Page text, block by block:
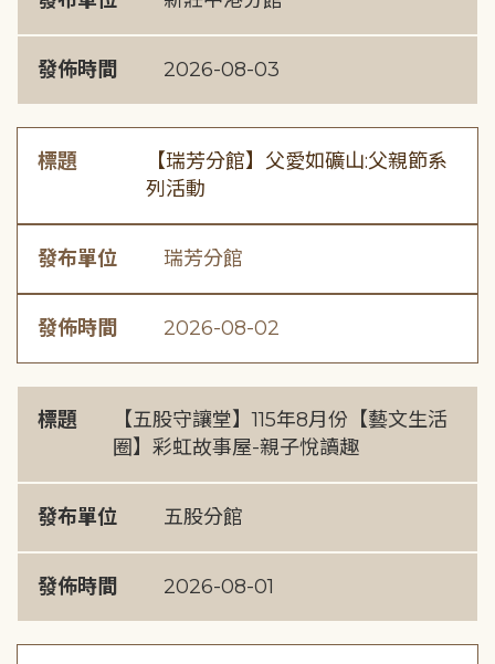
發佈時間 2026-08-03
標題
【瑞芳分館】父愛如礦山:父親節系
列活動
發布單位 瑞芳分館
發佈時間 2026-08-02
標題
【五股守讓堂】115年8月份【藝文生活
圈】彩虹故事屋-親子悅讀趣
發布單位 五股分館
發佈時間 2026-08-01